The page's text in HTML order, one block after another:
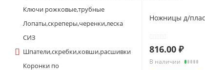
Эл.технич.изделия
КРОВЕЛЬНЫЕ МАТЕРИАЛЫ
Ключи рожковые,трубные
Лопаты,скреперы,черенки,леска
СИЗ
Шпатели,скребки,ковши,расшивки
Коронки по
Ножницы д/
816.00 ₽
В наличии